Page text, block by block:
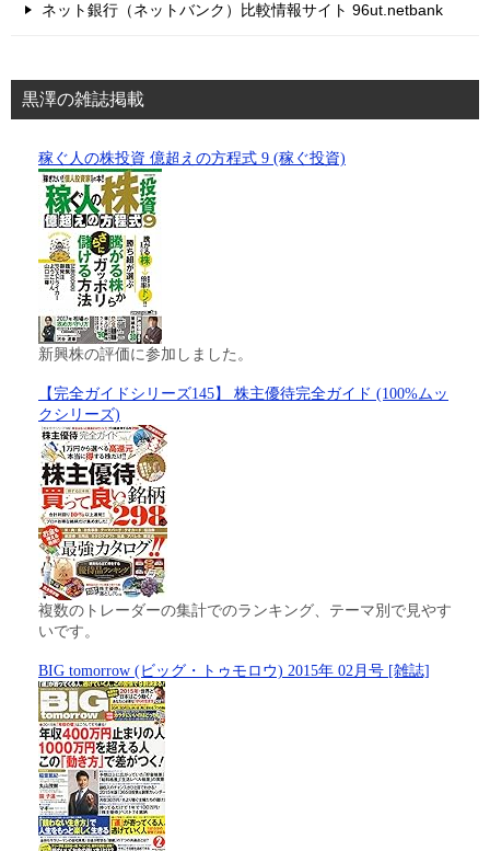
ネット銀行（ネットバンク）比較情報サイト 96ut.netbank
黒澤の雑誌掲載
稼ぐ人の株投資 億超えの方程式 9 (稼ぐ投資)
新興株の評価に参加しました。
【完全ガイドシリーズ145】 株主優待完全ガイド (100%ムッ
クシリーズ)
複数のトレーダーの集計でのランキング、テーマ別で見やす
いです。
BIG tomorrow (ビッグ・トゥモロウ) 2015年 02月号 [雑誌]